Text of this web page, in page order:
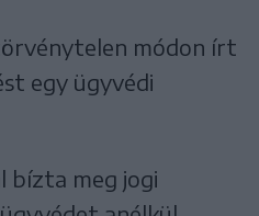
módon írt
egy ügyvédi
bízta meg jogi